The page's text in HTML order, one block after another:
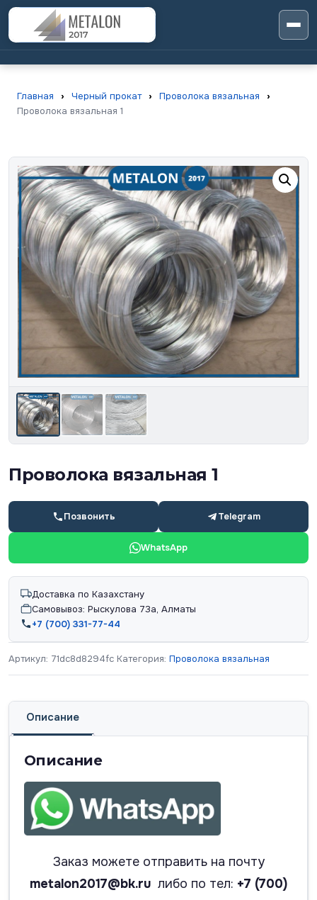
Главная › Черный прокат › Проволока вязальная
›
Проволока вязальная 1
Проволока вязальная 1
Позвонить Telegram
WhatsApp
Доставка по Казахстану
Самовывоз: Рыскулова 73а, Алматы
+7 (700) 331-77-44
Артикул: 71dc8d8294fc Категория: Проволока вязальная
Описание
Описание
Заказ можете отправить на почту
metalon2017@bk.ru либо по тел: +7 (700)